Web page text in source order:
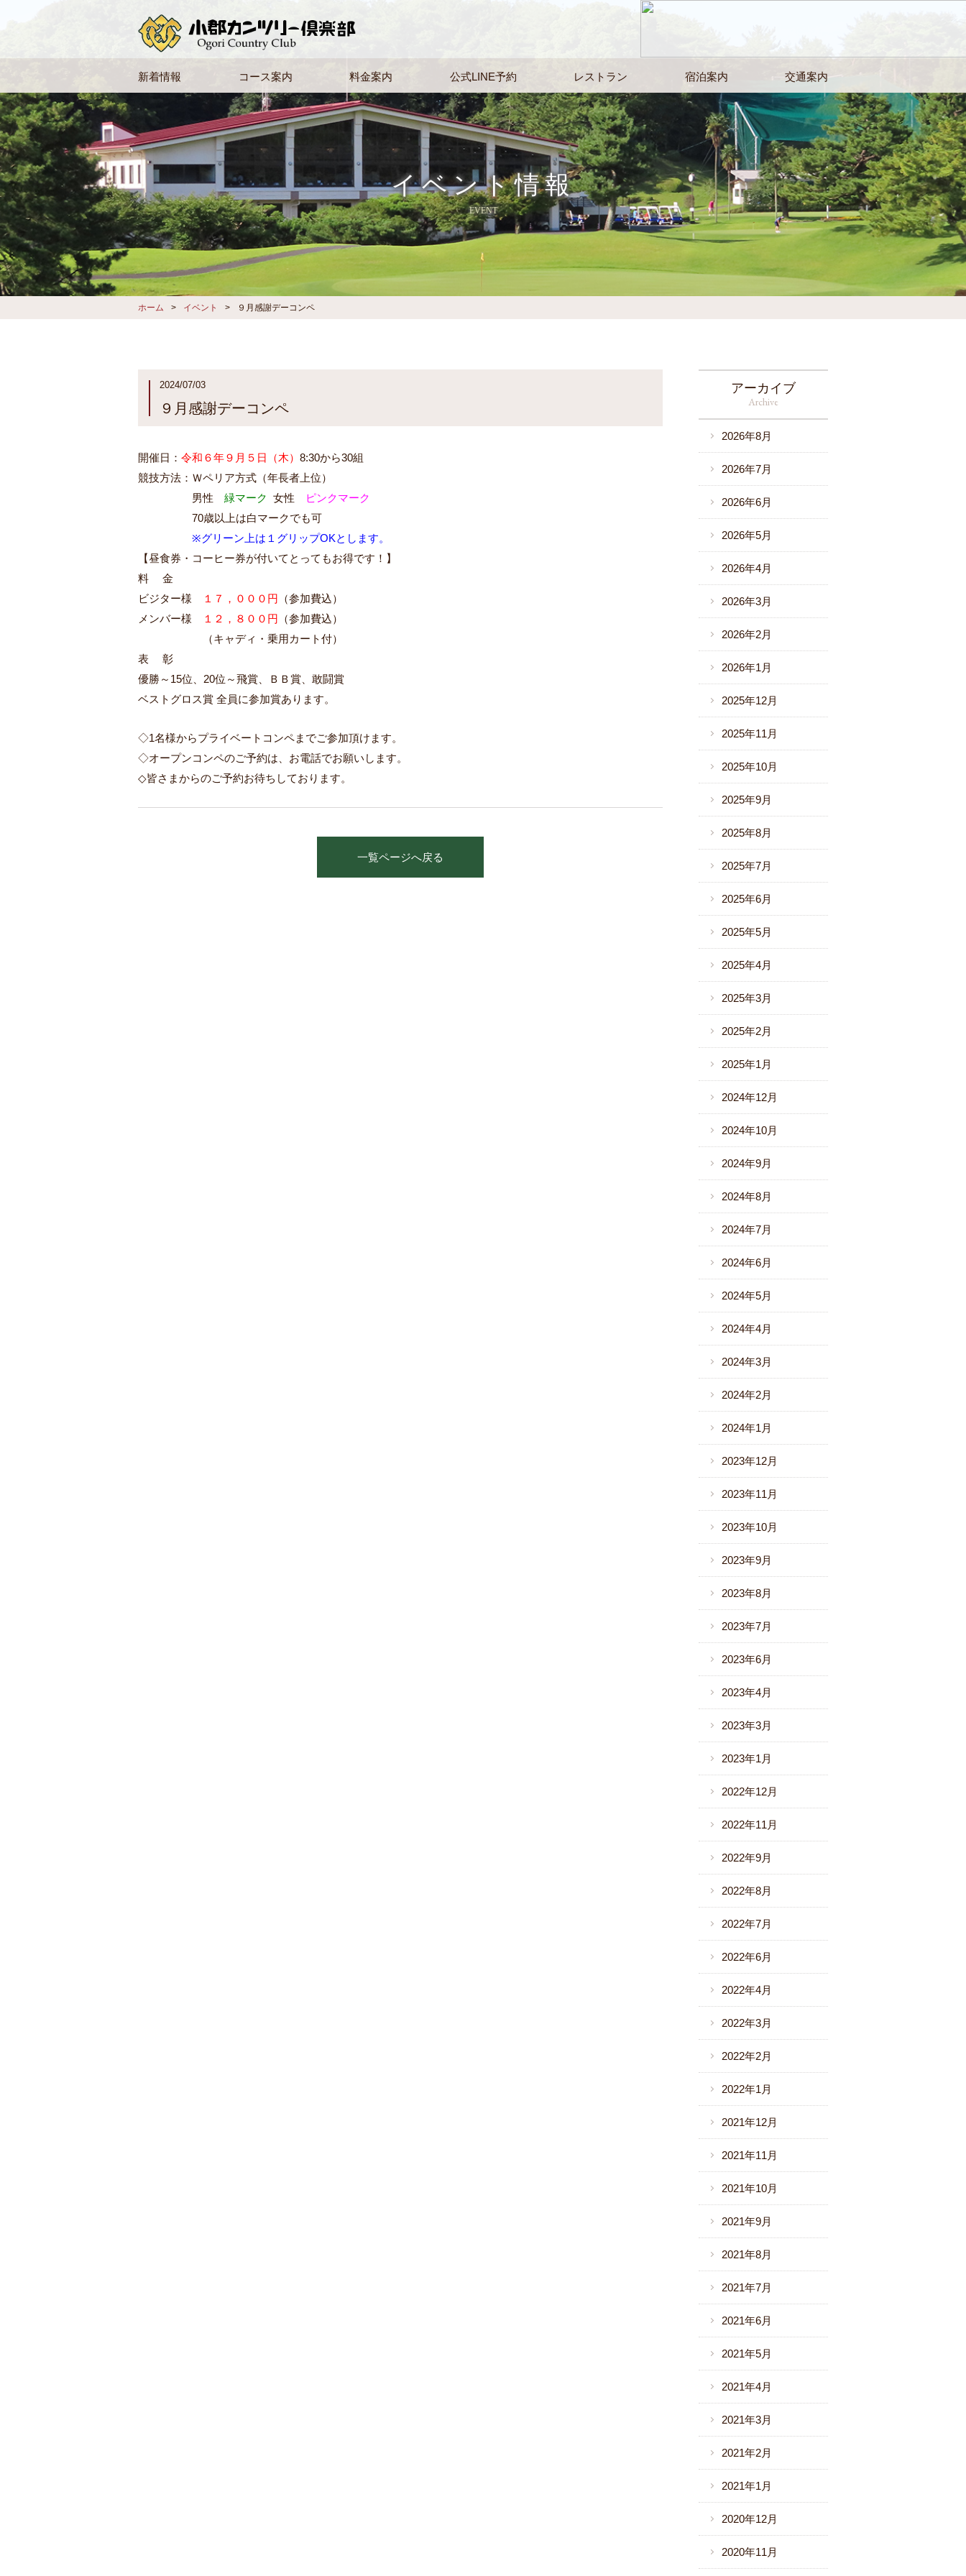
新着情報 コース案内 料金案内 公式LINE予約 レストラン 宿泊案内 交通案内
イベント情報
EVENT
ホーム イベント ９月感謝デーコンペ
2024/07/03
９月感謝デーコンペ
開催日： 令和６年９月５日（木） 8:30から30組
競技方法：Ｗペリア方式（年長者上位）
男性 緑マーク 女性 ピンクマーク
70歳以上は白マークでも可
※グリーン上は１グリップOKとします。
【昼食券・コーヒー券が付いてとってもお得です！】
料 金
ビジター様
１７，０００円 （参加費込）
メンバー様
１２，８００円 （参加費込）
（キャディ・乗用カート付）
表 彰
優勝～15位、20位～飛賞、ＢＢ賞、敢闘賞
ベストグロス賞 全員に参加賞あります。
◇1名様からプライベートコンペまでご参加頂けます。
◇オープンコンペのご予約は、お電話でお願いします。
◇皆さまからのご予約お待ちしております。
一覧ページへ戻る
アーカイブ
Archive
2026年8月
2026年7月
2026年6月
2026年5月
2026年4月
2026年3月
2026年2月
2026年1月
2025年12月
2025年11月
2025年10月
2025年9月
2025年8月
2025年7月
2025年6月
2025年5月
2025年4月
2025年3月
2025年2月
2025年1月
2024年12月
2024年10月
2024年9月
2024年8月
2024年7月
2024年6月
2024年5月
2024年4月
2024年3月
2024年2月
2024年1月
2023年12月
2023年11月
2023年10月
2023年9月
2023年8月
2023年7月
2023年6月
2023年4月
2023年3月
2023年1月
2022年12月
2022年11月
2022年9月
2022年8月
2022年7月
2022年6月
2022年4月
2022年3月
2022年2月
2022年1月
2021年12月
2021年11月
2021年10月
2021年9月
2021年8月
2021年7月
2021年6月
2021年5月
2021年4月
2021年3月
2021年2月
2021年1月
2020年12月
2020年11月